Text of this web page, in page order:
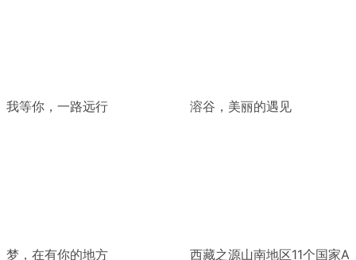
我等你，一路远行 溶谷，美丽的遇见
梦，在有你的地方 西藏之源山南地区11个国家A